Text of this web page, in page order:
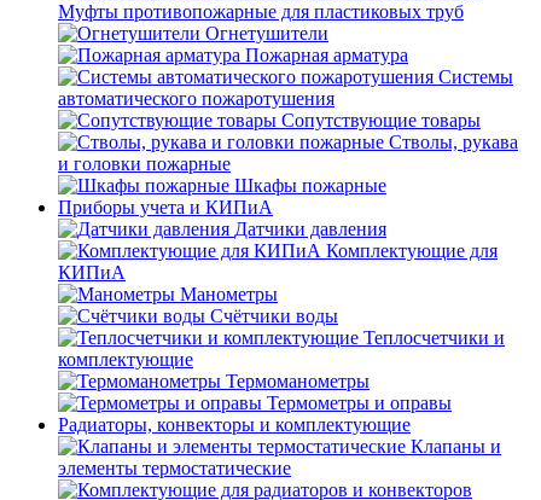
Муфты противопожарные для пластиковых труб
Огнетушители
Пожарная арматура
Системы
автоматического пожаротушения
Сопутствующие товары
Стволы, рукава
и головки пожарные
Шкафы пожарные
Приборы учета и КИПиА
Датчики давления
Комплектующие для
КИПиА
Манометры
Счётчики воды
Теплосчетчики и
комплектующие
Термоманометры
Термометры и оправы
Радиаторы, конвекторы и комплектующие
Клапаны и
элементы термостатические